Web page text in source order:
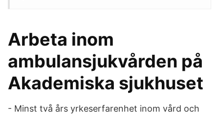
Arbeta inom
ambulansjukvården på
Akademiska sjukhuset
- Minst två års yrkeserfarenhet inom vård och